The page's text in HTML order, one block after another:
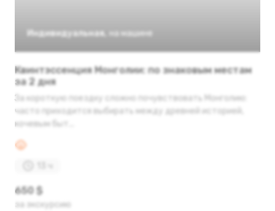
Индивидуальная на машине
Квинтэссенция Монголии: по знаковым местам
за 2 дня
За короткую поездку сложно почувствовать Монголию:
часто приходится выбирать между древней историей,
кочевым быт...
650 $
за экскурсию